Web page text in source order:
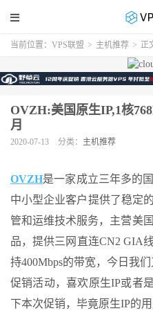
当前位置： VPS联盟 > 主机推荐 > 正
OVZH:美国原生IP,1核
月
2020-07-13 分类： 主机推荐
OVZH是一家成立三年多的
中小型企业客户提供了稳定
管和运维技术服务，主营美
品，提供三网直连CN2 GIA
持400Mbps的带宽，今日我
促销活动，喜欢原生IP或者
下本次促销，毕竟原生IP的用